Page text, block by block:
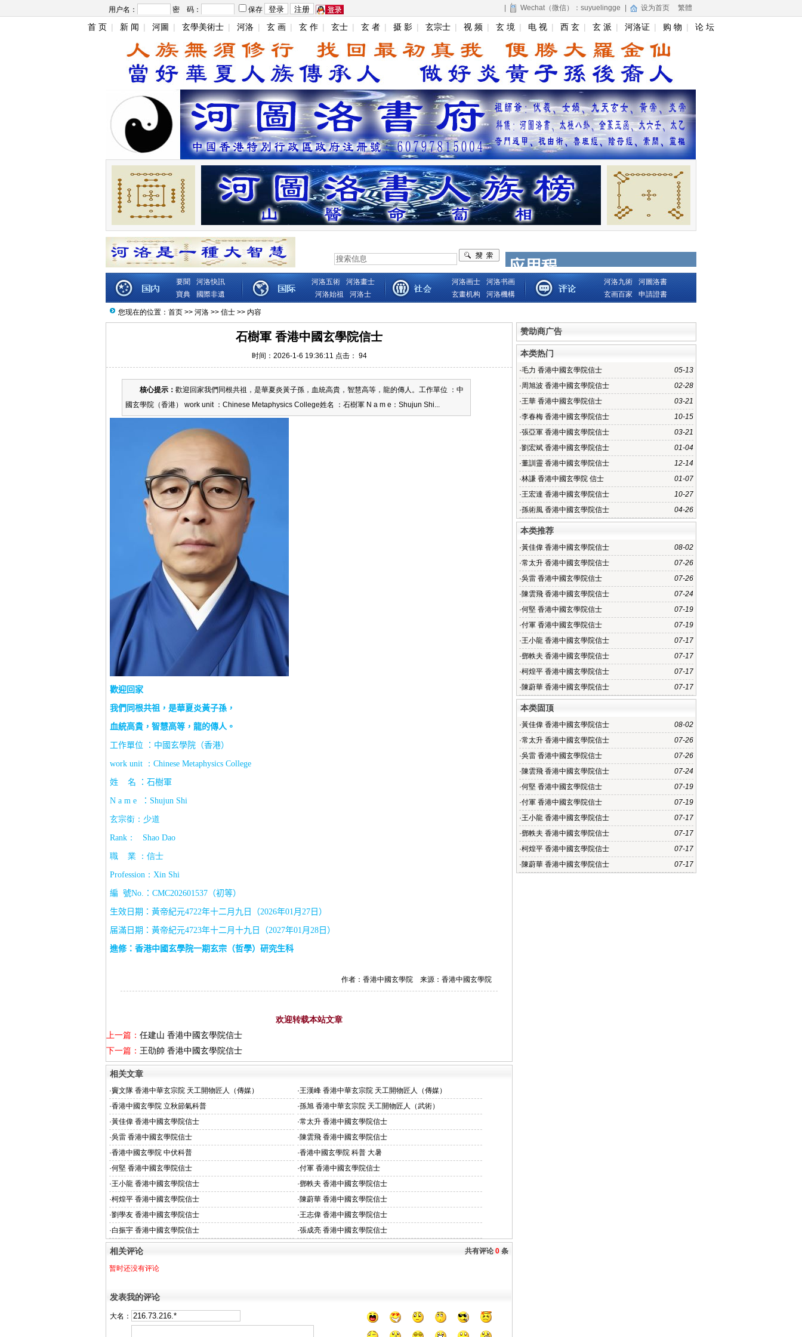
用户名： 密 码： 保存 Wechat（微信）：suyuelingge 设为首页 繁體
首 页 | 新 闻 | 河圖 | 玄學美術士 | 河洛 | 玄 画 | 玄 作 | 玄士 | 玄 者 | 摄 影 | 玄宗士 | 视 频 | 玄 境 | 电 视 | 西 玄 | 玄 派 | 河洛证 | 购 物 | 论 坛
要聞
河洛快訊
寶典
國際非遺
河洛五術
河洛畫士
河洛始祖
河洛士
河洛画士
河洛书画
玄畫机构
河洛機構
河洛九術
河圖洛書
玄画百家
申請證書
您现在的位置： 首页 >> 河洛 >> 信士 >> 内容
石樹軍 香港中國玄學院信士
时间：2026-1-6 19:36:11 点击： 94
核心提示： 歡迎回家我們同根共祖，是華夏炎黃子孫，血統高貴，智慧高等，龍的傳人。工作單位 ：中
國玄學院（香港） work unit ：Chinese Metaphysics College姓名 ：石樹軍 N a m e：Shujun Shi...
歡迎回家
我們同根共祖，是華夏炎黃子孫，
血統高貴，智慧高等，龍的傳人。
工作單位 ：中國玄學院（香港）
work unit ： Chinese Metaphysics College
姓 名 ：石樹軍
N a m e ： Shujun Shi
玄宗銜：少道
Rank ： Shao Dao
職 業 ：信士
Profession ： Xin Shi
編 號No. ： CMC202601537 （初等）
生效日期：黃帝紀元4722年十二月九日（2026年01月 27 日）
届滿日期：黃帝紀元4723年十二月十九日（2027年01月 28 日）
進修：香港中國玄學院一期玄宗（哲學）研究生科
作者：香港中國玄學院 来源：香港中國玄學院
欢迎转载本站文章
上一篇： 任建山 香港中國玄學院信士
下一篇： 王劭帥 香港中國玄學院信士
相关文章
·竇文隊 香港中華玄宗院 天工開物匠人（傳媒） ·王漢峰 香港中華玄宗院 天工開物匠人（傳媒）
·香港中國玄學院 立秋節氣科普 ·孫旭 香港中華玄宗院 天工開物匠人（武術）
·黃佳偉 香港中國玄學院信士 ·常太升 香港中國玄學院信士
·吳雷 香港中國玄學院信士 ·陳雲飛 香港中國玄學院信士
·香港中國玄學院 中伏科普 ·香港中國玄學院 科普 大暑
·何堅 香港中國玄學院信士 ·付軍 香港中國玄學院信士
·王小龍 香港中國玄學院信士 ·鄧軼夫 香港中國玄學院信士
·柯煌平 香港中國玄學院信士 ·陳蔚華 香港中國玄學院信士
·劉學友 香港中國玄學院信士 ·王志偉 香港中國玄學院信士
·白振宇 香港中國玄學院信士 ·張成亮 香港中國玄學院信士
共有评论 0 条
相关评论
暂时还没有评论
发表我的评论
大名：
赞助商广告
本类热门
05-13
·毛力 香港中國玄學院信士
02-28
·周旭波 香港中國玄學院信士
03-21
·王華 香港中國玄學院信士
10-15
·李春梅 香港中國玄學院信士
03-21
·張亞軍 香港中國玄學院信士
01-04
·劉宏斌 香港中國玄學院信士
12-14
·董訓靈 香港中國玄學院信士
01-07
·林謙 香港中國玄學院 信士
10-27
·王宏達 香港中國玄學院信士
04-26
·孫術風 香港中國玄學院信士
本类推荐
08-02
·黃佳偉 香港中國玄學院信士
07-26
·常太升 香港中國玄學院信士
07-26
·吳雷 香港中國玄學院信士
07-24
·陳雲飛 香港中國玄學院信士
07-19
·何堅 香港中國玄學院信士
07-19
·付軍 香港中國玄學院信士
07-17
·王小龍 香港中國玄學院信士
07-17
·鄧軼夫 香港中國玄學院信士
07-17
·柯煌平 香港中國玄學院信士
07-17
·陳蔚華 香港中國玄學院信士
本类固顶
08-02
·黃佳偉 香港中國玄學院信士
07-26
·常太升 香港中國玄學院信士
07-26
·吳雷 香港中國玄學院信士
07-24
·陳雲飛 香港中國玄學院信士
07-19
·何堅 香港中國玄學院信士
07-19
·付軍 香港中國玄學院信士
07-17
·王小龍 香港中國玄學院信士
07-17
·鄧軼夫 香港中國玄學院信士
07-17
·柯煌平 香港中國玄學院信士
07-17
·陳蔚華 香港中國玄學院信士